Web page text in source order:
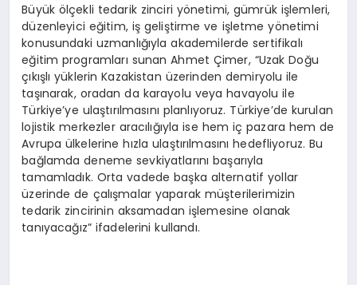
Büyük ölçekli tedarik zinciri yönetimi, gümrük işlemleri,
düzenleyici eğitim, iş geliştirme ve işletme yönetimi
konusundaki uzmanlığıyla akademilerde sertifikalı
eğitim programları sunan Ahmet Çimer, “Uzak Doğu
çıkışlı yüklerin Kazakistan üzerinden demiryolu ile
taşınarak, oradan da karayolu veya havayolu ile
Türkiye’ye ulaştırılmasını planlıyoruz. Türkiye’de kurulan
lojistik merkezler aracılığıyla ise hem iç pazara hem de
Avrupa ülkelerine hızla ulaştırılmasını hedefliyoruz. Bu
bağlamda deneme sevkiyatlarını başarıyla
tamamladık. Orta vadede başka alternatif yollar
üzerinde de çalışmalar yaparak müşterilerimizin
tedarik zincirinin aksamadan işlemesine olanak
tanıyacağız” ifadelerini kullandı.